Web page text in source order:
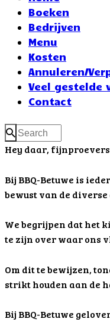
Boeken
Bedrijven
Menu
Kosten
Annuleren/
Veel gestelde
Contact
Hey daar,
Bij BBQ-Betuwe is
bewust van de
We begrijpen dat het
te zijn over waar ons
Om dit te bewijzen,
strikt houden aan de
Bij BBQ-Betuwe